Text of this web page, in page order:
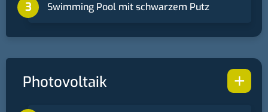
Swimming Pool mit schwarzem Putz
+
Photovoltaik